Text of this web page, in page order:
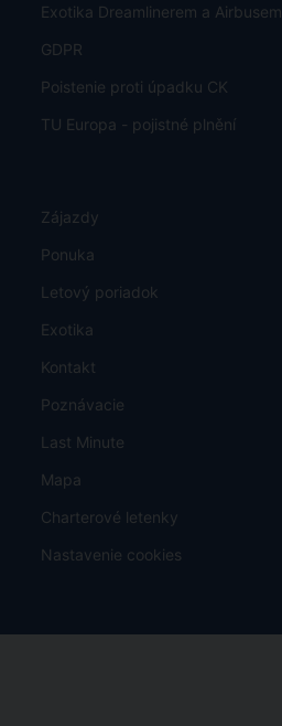
Exotika Dreamlinerem a Airbusem
GDPR
Poistenie proti úpadku CK
TU Europa - pojistné plnění
Zájazdy
Ponuka
Letový poriadok
Exotika
Kontakt
Poznávacie
Last Minute
Mapa
Charterové letenky
Nastavenie cookies